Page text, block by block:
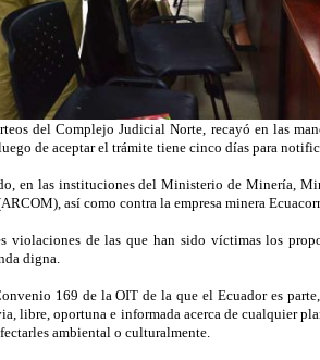
del Complejo Judicial Norte, recayó en las
de aceptar el trámite tiene cinco días para
en las instituciones del Ministerio de Minería,
así como contra la empresa minera
de las que han sido víctimas los
digna.
169 de la OIT de la que el Ecuador es
libre, oportuna e informada acerca de cualquier
ambiental o culturalmente.